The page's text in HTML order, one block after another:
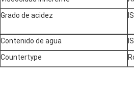
Grado de acidez
Contenido de agua
Countertype